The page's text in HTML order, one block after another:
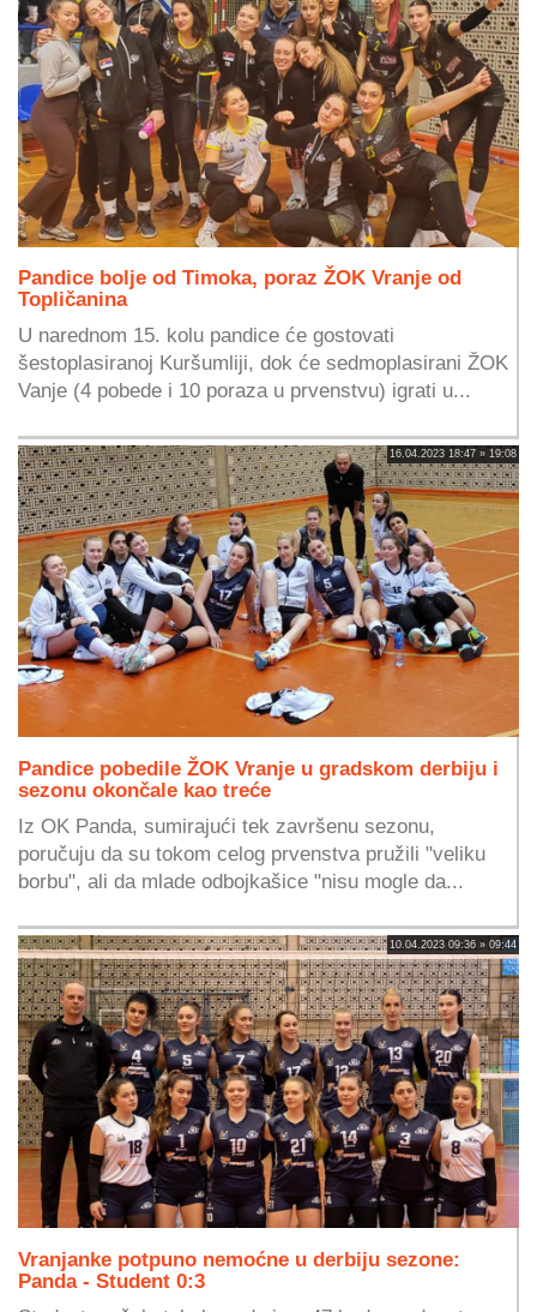
Pandice bolje od Timoka, poraz ŽOK Vranje od
Topličanina
U narednom 15. kolu pandice će gostovati
šestoplasiranoj Kuršumliji, dok će sedmoplasirani ŽOK
Vanje (4 pobede i 10 poraza u prvenstvu) igrati u...
16.04.2023 18:47 » 19:08
Pandice pobedile ŽOK Vranje u gradskom derbiju i
sezonu okončale kao treće
Iz OK Panda, sumirajući tek završenu sezonu,
poručuju da su tokom celog prvenstva pružili "veliku
borbu", ali da mlade odbojkašice "nisu mogle da...
10.04.2023 09:36 » 09:44
Vranjanke potpuno nemoćne u derbiju sezone:
Panda - Student 0:3